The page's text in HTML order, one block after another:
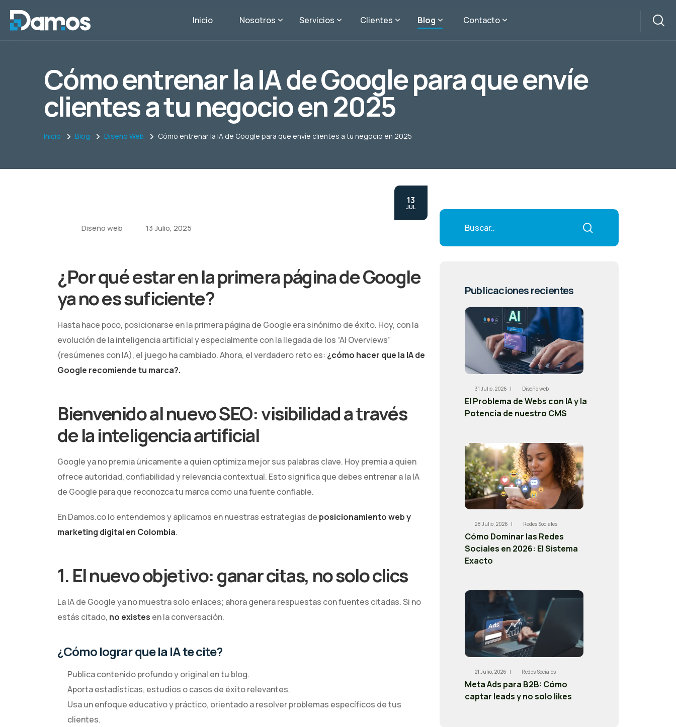
Inicio Nosotros Servicios Clientes Blog Contacto
Cómo entrenar la IA de Google para que envíe
clientes a tu negocio en 2025
Inicio Blog Diseño Web Cómo entrenar la IA de Google para que envíe clientes a tu negocio en 2025
13
JUL
Diseño web 13 Julio, 2025
¿Por qué estar en la primera página de Google
ya no es suficiente?
Hasta hace poco, posicionarse en la primera página de Google era sinónimo de éxito. Hoy, con la
evolución de la inteligencia artificial y especialmente con la llegada de los “AI Overviews”
(resúmenes con IA), el juego ha cambiado. Ahora, el verdadero reto es: ¿cómo hacer que la IA de
Google recomiende tu marca?.
Bienvenido al nuevo SEO: visibilidad a través
de la inteligencia artificial
Google ya no premia únicamente a quien optimiza mejor sus palabras clave. Hoy premia a quien
ofrece autoridad, confiabilidad y relevancia contextual. Esto significa que debes entrenar a la IA
de Google para que reconozca tu marca como una fuente confiable.
En Damos.co lo entendemos y aplicamos en nuestras estrategias de posicionamiento web y
marketing digital en Colombia.
1. El nuevo objetivo: ganar citas, no solo clics
La IA de Google ya no muestra solo enlaces; ahora genera respuestas con fuentes citadas. Si no
estás citado, no existes en la conversación.
¿Cómo lograr que la IA te cite?
Publica contenido profundo y original en tu blog.
Aporta estadísticas, estudios o casos de éxito relevantes.
Usa un enfoque educativo y práctico, orientado a resolver problemas específicos de tus
clientes.
Publicaciones recientes
31 Julio, 2026 | Diseño web
El Problema de Webs con IA y la
Potencia de nuestro CMS
28 Julio, 2026 | Redes Sociales
Cómo Dominar las Redes
Sociales en 2026: El Sistema
Exacto
21 Julio, 2026 | Redes Sociales
Meta Ads para B2B: Cómo
captar leads y no solo likes